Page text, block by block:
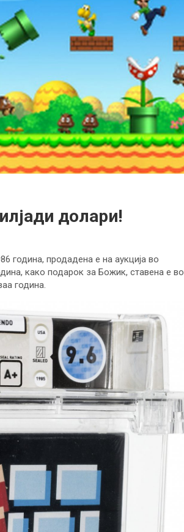
долари!
година, продадена е на аукција во
како подарок за Божик, ставена е во
година.